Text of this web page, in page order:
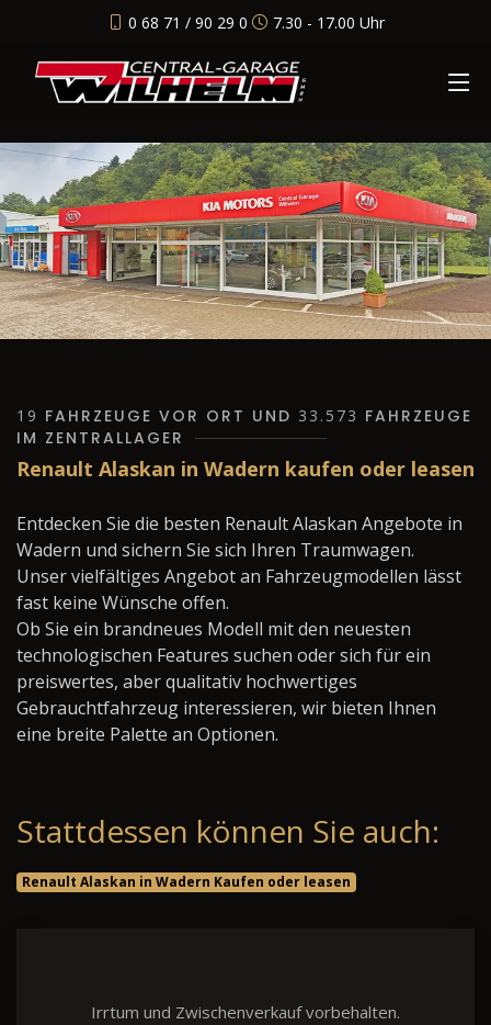
0 68 71 / 90 29 0 7.30 - 17.00 Uhr
19 FAHRZEUGE VOR ORT UND 33.573 FAHRZEUGE
IM ZENTRALLAGER
Renault Alaskan in Wadern kaufen oder leasen
Entdecken Sie die besten Renault Alaskan Angebote in
Wadern und sichern Sie sich Ihren Traumwagen.
Unser vielfältiges Angebot an Fahrzeugmodellen lässt
fast keine Wünsche offen.
Ob Sie ein brandneues Modell mit den neuesten
technologischen Features suchen oder sich für ein
preiswertes, aber qualitativ hochwertiges
Gebrauchtfahrzeug interessieren, wir bieten Ihnen
eine breite Palette an Optionen.
Stattdessen können Sie auch:
Renault Alaskan in Wadern Kaufen oder leasen
Irrtum und Zwischenverkauf vorbehalten.